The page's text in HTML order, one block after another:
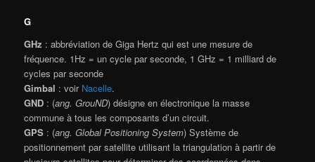
G
GHz : abbréviation de Giga Hertz qui est une mesure de
fréquence. 1Hz = un cycle par seconde, 1 GHz = 1 milliard de
cycles par seconde
Gimbal : voir Nacelle.
GND : (ang. GrouND) désigne en électronique la masse
commune à tous les composants d’un circuit.
GPS : (ang. Global Positioning System) Système de
positionnement par satellite utilisant la triangulation à partir de